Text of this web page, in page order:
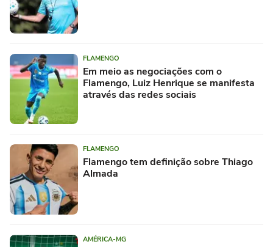
FLAMENGO
Em meio as negociações com o
Flamengo, Luiz Henrique se manifesta
através das redes sociais
FLAMENGO
Flamengo tem definição sobre Thiago
Almada
AMÉRICA-MG